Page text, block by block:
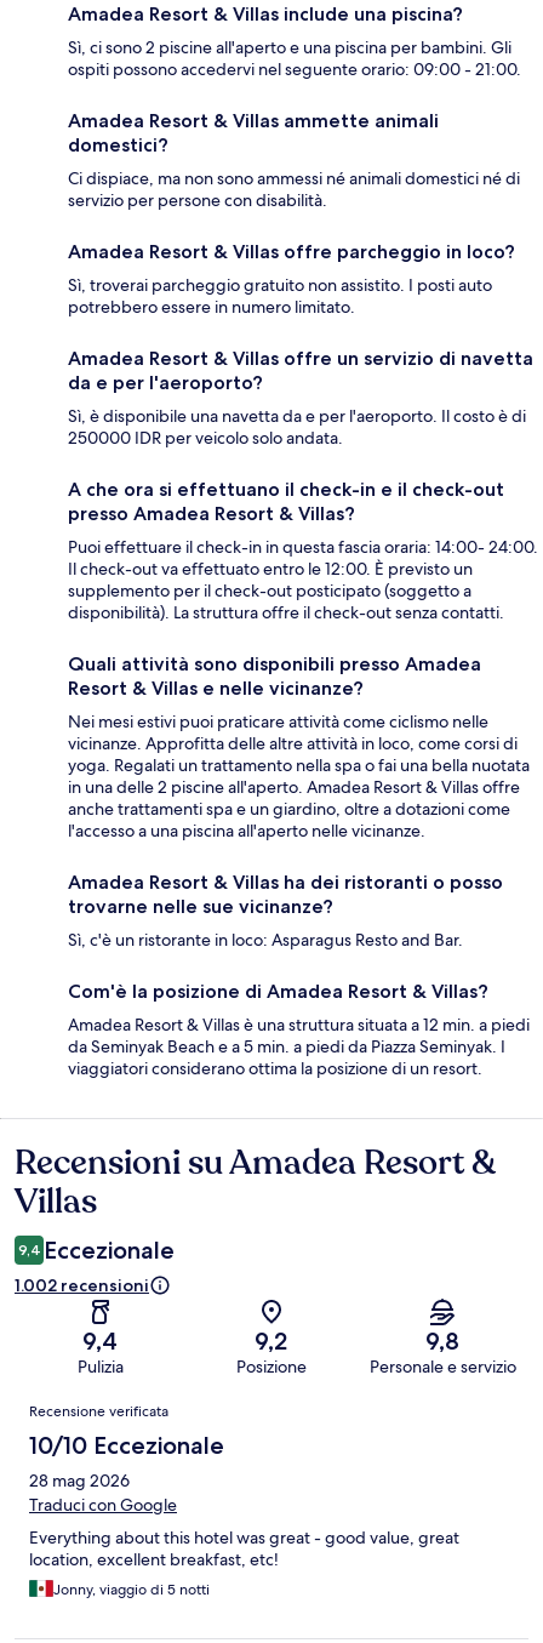
Amadea Resort & Villas include una piscina?
Sì, ci sono 2 piscine all'aperto e una piscina per bambini. Gli
ospiti possono accedervi nel seguente orario: 09:00 - 21:00.
Amadea Resort & Villas ammette animali
domestici?
Ci dispiace, ma non sono ammessi né animali domestici né di
servizio per persone con disabilità.
Amadea Resort & Villas offre parcheggio in loco?
Sì, troverai parcheggio gratuito non assistito. I posti auto
potrebbero essere in numero limitato.
Amadea Resort & Villas offre un servizio di navetta
da e per l'aeroporto?
Sì, è disponibile una navetta da e per l'aeroporto. Il costo è di
250000 IDR per veicolo solo andata.
A che ora si effettuano il check-in e il check-out
presso Amadea Resort & Villas?
Puoi effettuare il check-in in questa fascia oraria: 14:00- 24:00.
Il check-out va effettuato entro le 12:00. È previsto un
supplemento per il check-out posticipato (soggetto a
disponibilità). La struttura offre il check-out senza contatti.
Quali attività sono disponibili presso Amadea
Resort & Villas e nelle vicinanze?
Nei mesi estivi puoi praticare attività come ciclismo nelle
vicinanze. Approfitta delle altre attività in loco, come corsi di
yoga. Regalati un trattamento nella spa o fai una bella nuotata
in una delle 2 piscine all'aperto. Amadea Resort & Villas offre
anche trattamenti spa e un giardino, oltre a dotazioni come
l'accesso a una piscina all'aperto nelle vicinanze.
Amadea Resort & Villas ha dei ristoranti o posso
trovarne nelle sue vicinanze?
Sì, c'è un ristorante in loco: Asparagus Resto and Bar.
Com'è la posizione di Amadea Resort & Villas?
Amadea Resort & Villas è una struttura situata a 12 min. a piedi
da Seminyak Beach e a 5 min. a piedi da Piazza Seminyak. I
viaggiatori considerano ottima la posizione di un resort.
Recensioni
Recensioni su Amadea Resort &
Villas
9,4 Eccezionale
1.002 recensioni
9,4
Pulizia
9,2
Posizione
9,8
Personale e servizio
Recensioni
Recensione verificata
10/10 Eccezionale
28 mag 2026
Traduci con Google
Everything about this hotel was great - good value, great
location, excellent breakfast, etc!
Jonny, viaggio di 5 notti